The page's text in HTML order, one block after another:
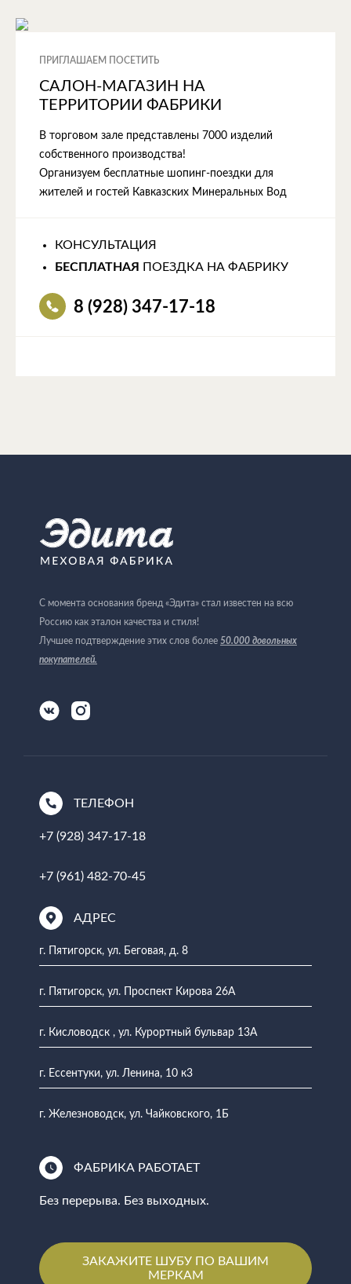
ПРИГЛАШАЕМ ПОСЕТИТЬ
САЛОН-МАГАЗИН НА
ТЕРРИТОРИИ ФАБРИКИ
В торговом зале представлены 7000 изделий
собственного производства!
Организуем бесплатные шопинг-поездки для
жителей и гостей Кавказских Минеральных Вод
КОНСУЛЬТАЦИЯ
БЕСПЛАТНАЯ
ПОЕЗДКА НА ФАБРИКУ
8 (928) 347-17-18
С момента основания бренд «Эдита» стал известен на всю
Россию как эталон качества и стиля!
Лучшее подтверждение этих слов более 50.000 довольных
покупателей.
ТЕЛЕФОН
+7 (928) 347-17-18
+7 (961) 482-70-45
АДРЕС
г. Пятигорск, ул. Беговая, д. 8
г. Пятигорск, ул. Проспект Кирова 26А
г. Кисловодск , ул. Курортный бульвар 13А
г. Ессентуки, ул. Ленина, 10 к3
г. Железноводск, ул. Чайковского, 1Б
ФАБРИКА РАБОТАЕТ
Без перерыва. Без выходных.
ЗАКАЖИТЕ ШУБУ ПО ВАШИМ
МЕРКАМ